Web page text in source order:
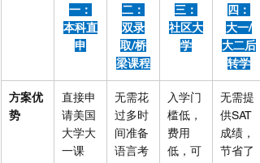
一：
本科直
申
二：
双录
取/桥
梁课程
三：
社区大
学
四：
大一/
大二后
转学
方案优
势
直接申
请美国
大学大
一课
无需花
过多时
间准备
语言考
入学门
槛低，
费用
低，可
无需提
供SAT
成绩，
节省了